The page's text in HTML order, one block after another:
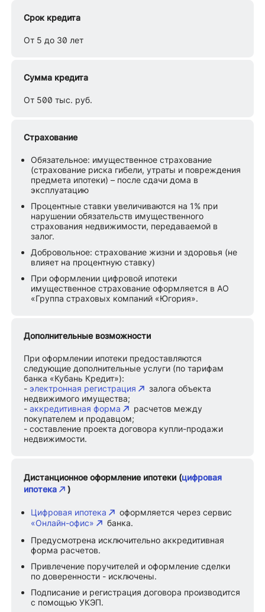
Срок кредита
От 5 до 30 лет
Сумма кредита
От 500 тыс. руб.
Страхование
Обязательное: имущественное страхование
(страхование риска гибели, утраты и повреждения
предмета ипотеки) – после сдачи дома в
эксплуатацию
Процентные ставки увеличиваются на 1% при
нарушении обязательств имущественного
страхования недвижимости, передаваемой в
залог.
Добровольное: страхование жизни и здоровья (не
влияет на процентную ставку)
При оформлении цифровой ипотеки
имущественное страхование оформляется в АО
«Группа страховых компаний «Югория».
Дополнительные возможности
При оформлении ипотеки предоставляются
следующие дополнительные услуги (по тарифам
банка «Кубань Кредит»):
-электронная регистрация
залога объекта
недвижимого имущества;
-аккредитивная форма
расчетов между
покупателем и продавцом;
- составление проекта договора купли-продажи
недвижимости.
Дистанционное оформление ипотеки (цифровая
ипотека
)
Цифровая ипотека
оформляется через сервис
«Онлайн-офис»
банка.
Предусмотрена исключительно аккредитивная
форма расчетов.
Привлечение поручителей и оформление сделки
по доверенности - исключены.
Подписание и регистрация договора производится
с помощью УКЭП.